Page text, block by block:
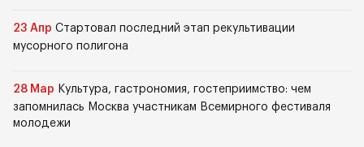
23 Апр Стартовал последний этап рекультивации
мусорного полигона
28 Мар Культура, гастрономия, гостеприимство: чем
запомнилась Москва участникам Всемирного фестиваля
молодежи